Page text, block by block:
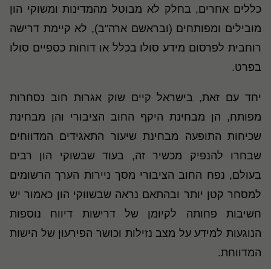
כללים אחרים, בחלק לא מבוטל מהמדינות ומשוקי הון
מובילים ומפותחים (ובראשם ארה"ב), לא קיימת דרישה
רוחבית לפרסום מידע סולו בכלל או דוחות כספיים סולו
בפרט.
יחד עם זאת, בישראל קיים שוק אגרות חוב נסחרות
מפותח, הן מבחינת היקף החוב הציבורי והן מבחינת
שכיחות התופעה מבחינת שיעור התאגידים המדווחים
שבחרו להנפיק מכשיר זה, בעוד שבשוקי הון רבים
בעולם, נפח החוב הציבורי מסך ניירות הערך הרשומים
למסחר קטן יותר ובהתאם נראה שבשווקי הון כאמור יש
חשיבות פחותה לקיומן של דרישות דיווח נוספות
הנוגעות למידע על מצב נזילות וכושר הפירעון של הישות
המדווחת.